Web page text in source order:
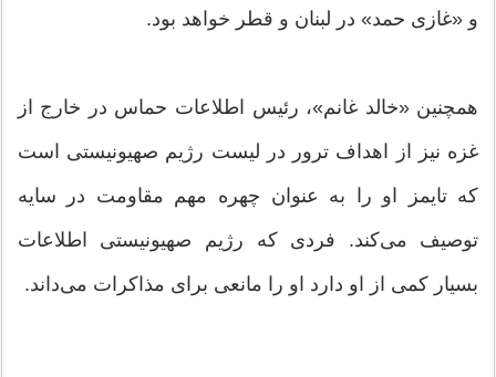
و «غازی حمد» در لبنان و قطر خواهد بود.
همچنین «خالد غانم»، رئیس اطلاعات حماس در خارج از
غزه نیز از اهداف ترور در لیست رژیم صهیونیستی است
که تایمز او را به عنوان چهره مهم مقاومت در سایه
توصیف می‌کند. فردی که رژیم صهیونیستی اطلاعات
بسیار کمی از او دارد او را مانعی برای مذاکرات می‌داند.